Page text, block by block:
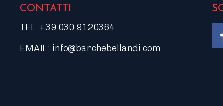
CONTATTI
TEL. +39 030 9120364
EMAIL: info@barchebellandi.com